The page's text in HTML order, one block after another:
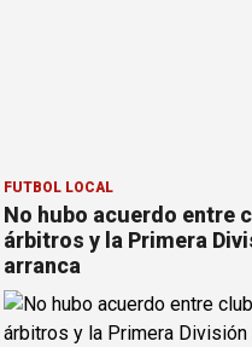
FÚTBOL LOCAL
No hubo acuerdo entre
árbitros y la Primera
arranca